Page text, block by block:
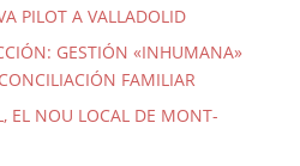
PILOT A VALLADOLID
GESTIÓN «INHUMANA»
FAMILIAR
EL NOU LOCAL DE MONT-